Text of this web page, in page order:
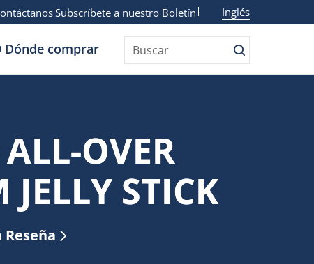
Subscríbete a nuestro Boletín Inglés
Dónde comprar Buscar
OVER
STICK
Reseña